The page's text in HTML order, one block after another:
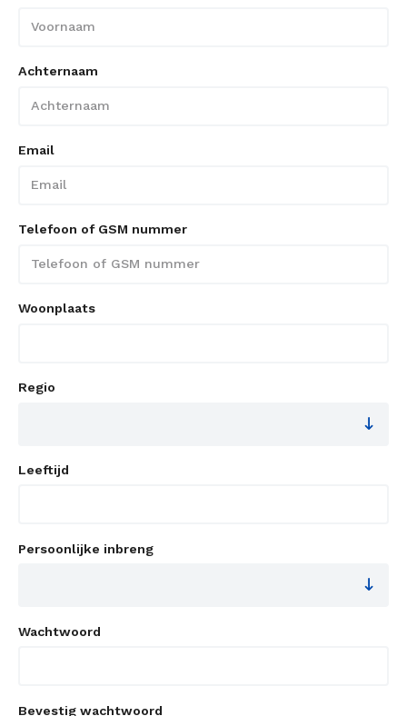
Achternaam
Email
Telefoon of GSM nummer
Woonplaats
Regio
Leeftijd
Persoonlijke inbreng
Wachtwoord
Bevestig wachtwoord